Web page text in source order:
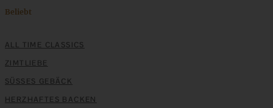
Beliebt
ALL TIME CLASSICS
ZIMTLIEBE
SÜSSES GEBÄCK
HERZHAFTES BACKEN